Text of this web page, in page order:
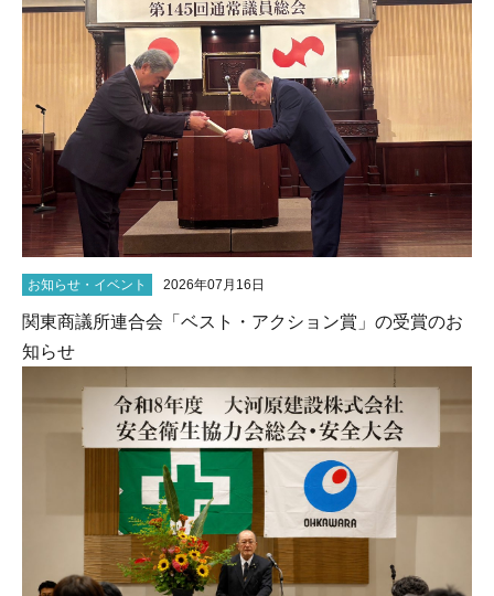
お知らせ・イベント 2026年07月16日
関東商議所連合会「ベスト・アクション賞」の受賞のお
知らせ